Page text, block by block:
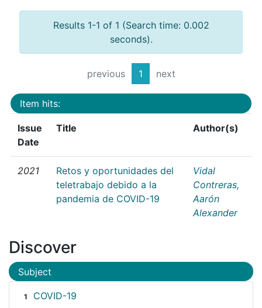
Results 1-1 of 1 (Search time: 0.002
seconds).
previous 1 next
Item hits:
Issue
Date
Title Author(s)
2021
Retos y oportunidades del
teletrabajo debido a la
pandemia de COVID-19
Vidal
Contreras,
Aarón
Alexander
Discover
Subject
1 COVID-19